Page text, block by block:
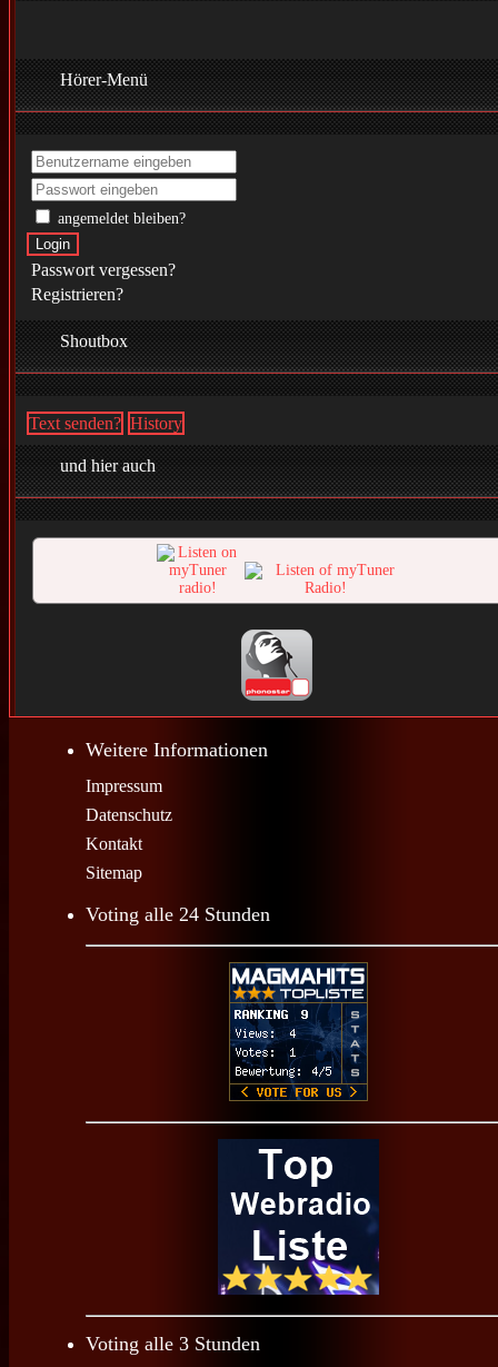
Hörer-Menü
angemeldet bleiben?
Login
Passwort vergessen?
Registrieren?
Shoutbox
Text senden? History
und hier auch
Weitere Informationen
Impressum
Datenschutz
Kontakt
Sitemap
Voting alle 24 Stunden
Voting alle 3 Stunden